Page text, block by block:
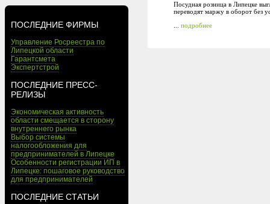
ПОСЛЕДНИЕ ФИРМЫ
Управление Росреестра по
Липецкой области
Гарантсмета
Экспертстрой
ПОСЛЕДНИЕ ПРЕСС-
РЕЛИЗЫ
Экономическая активность
области смещается в сторону
внутреннего рынка
Выбор системы
налогообложения для
предпринимателей в Липецке
Особенности регистрации ИП в
Липецке: пошаговое руководство
для предпринимателей
ПОСЛЕДНИЕ СТАТЬИ
Посудная розница в Липецке
переводят маржу в оборот без
подробнее